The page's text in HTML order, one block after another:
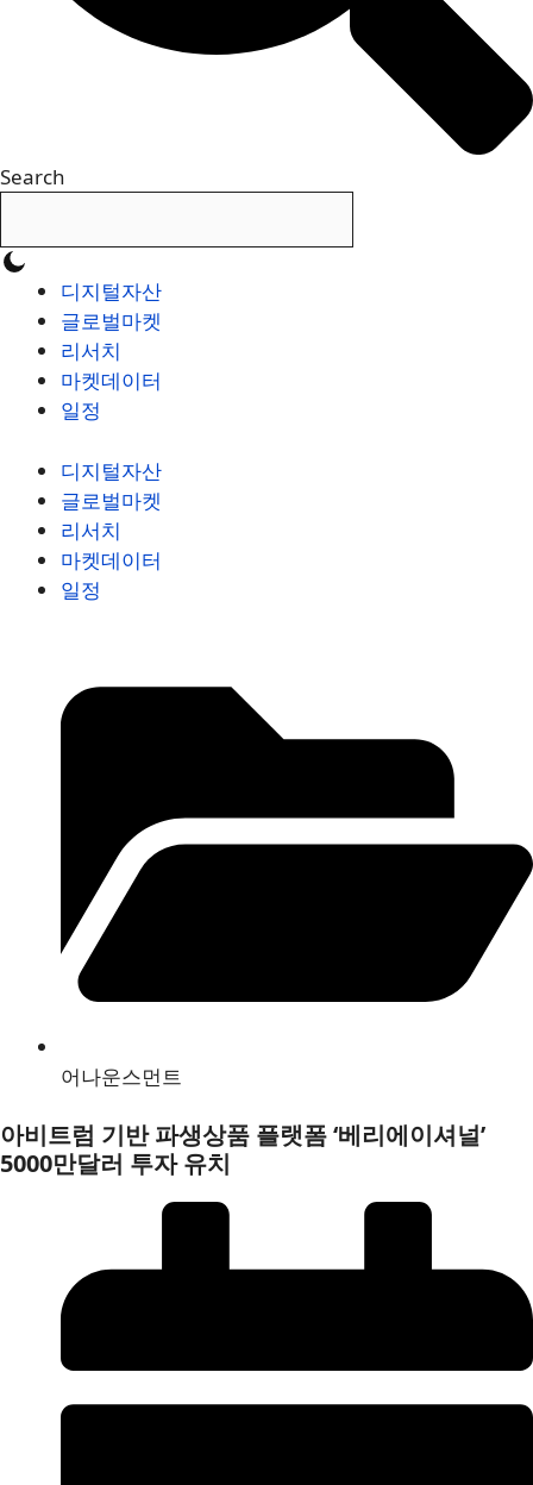
Search
디지털자산
글로벌마켓
리서치
마켓데이터
일정
디지털자산
글로벌마켓
리서치
마켓데이터
일정
어나운스먼트
아비트럼 기반 파생상품 플랫폼 ‘베리에이셔널’
5000만달러 투자 유치